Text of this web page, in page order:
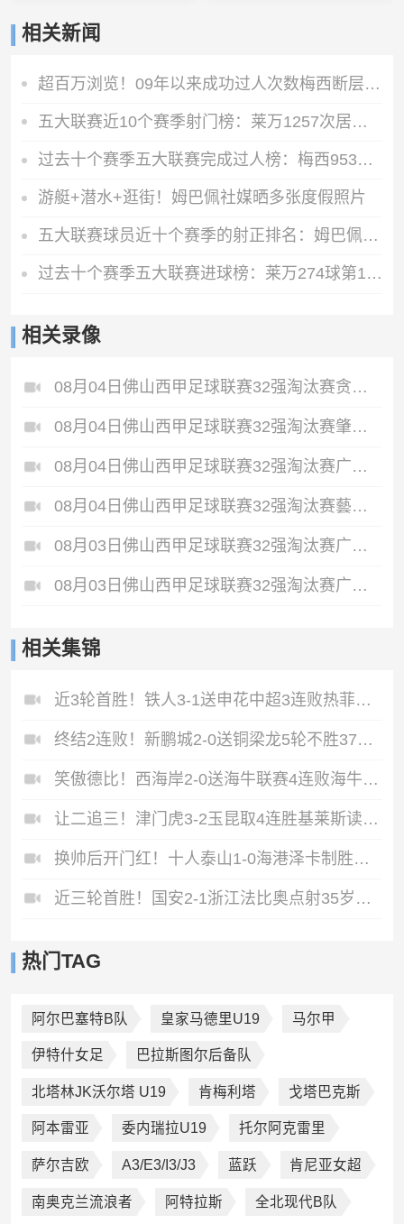
相关新闻
超百万浏览！09年以来成功过人次数梅西断层领跑，多达2963次！
五大联赛近10个赛季射门榜：莱万1257次居首，梅西第5、C罗第6
过去十个赛季五大联赛完成过人榜：梅西953次领跑，姆巴佩第四
游艇+潜水+逛街！姆巴佩社媒晒多张度假照片
五大联赛球员近十个赛季的射正排名：姆巴佩598次居首，梅罗上榜
过去十个赛季五大联赛进球榜：莱万274球第1 姆巴佩第3 梅罗在列
相关录像
08月04日佛山西甲足球联赛32强淘汰赛贪玩游戏VS美的薪火全场录像
08月04日佛山西甲足球联赛32强淘汰赛肇庆恒骏成VS三七互娱全场录像
08月04日佛山西甲足球联赛32强淘汰赛广东西南建设VS香港圣徒全场录像
08月04日佛山西甲足球联赛32强淘汰赛藝品高國際VS湛江狂狼·粵辉能源全场录像
08月03日佛山西甲足球联赛32强淘汰赛广东客家青年VS广州英华思力U17全场录像
08月03日佛山西甲足球联赛32强淘汰赛广州蜀地红VS广州戴拿模全场录像
相关集锦
近3轮首胜！铁人3-1送申花中超3连败热菲尼奥双响邦本宜裕传射
终结2连败！新鹏城2-0送铜梁龙5轮不胜37岁姜至鹏破门韦斯利建功
笑傲德比！西海岸2-0送海牛联赛4连败海牛仍垫底西海岸升至第二
让二追三！津门虎3-2玉昆取4连胜基莱斯读秒绝杀萨尔瓦多破门
换帅后开门红！十人泰山1-0海港泽卡制胜于金永扑点海港三球被吹
近三轮首胜！国安2-1浙江法比奥点射35岁张稀哲制胜王钰栋送助攻
热门TAG
阿尔巴塞特B队 皇家马德里U19 马尔甲
伊特什女足 巴拉斯图尔后备队
北塔林JK沃尔塔 U19 肯梅利塔 戈塔巴克斯
阿本雷亚 委内瑞拉U19 托尔阿克雷里
萨尔吉欧 A3/E3/I3/J3 蓝跃 肯尼亚女超
南奥克兰流浪者 阿特拉斯 全北现代B队